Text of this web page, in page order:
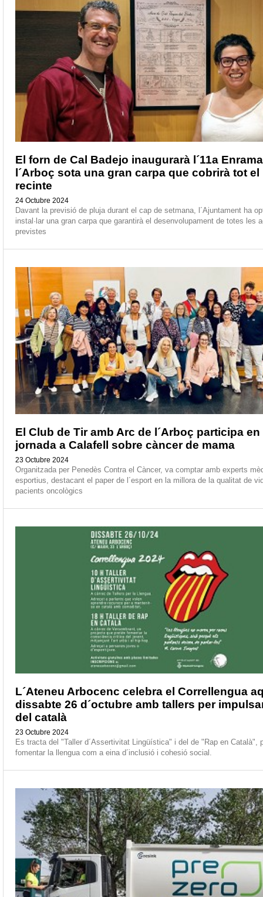
El forn de Cal Badejo inaugurarà l´11a
l´Arboç sota una gran carpa que cobrirà tot el
recinte
24 Octubre 2024
Davant la previsió de pluja durant el cap de setmana, l´Ajuntament ha
instal·lar una gran carpa que garantirà el desenvolupament de totes les
previstes
El Club de Tir amb Arc de l´Arboç participa en
jornada a Calafell sobre càncer de mama
23 Octubre 2024
Organitzada per Penedès Contra el Càncer, va comptar amb experts
esportius, destacant el paper de l´esport en la millora de la qualitat de
pacients oncològics
L´Ateneu Arbocenc celebra el Correllengua
dissabte 26 d´octubre amb tallers per
del català
23 Octubre 2024
Es tracta del "Taller d´Assertivitat Lingüística" i del de "Rap en Català",
fomentar la llengua com a eina d´inclusió i cohesió social.